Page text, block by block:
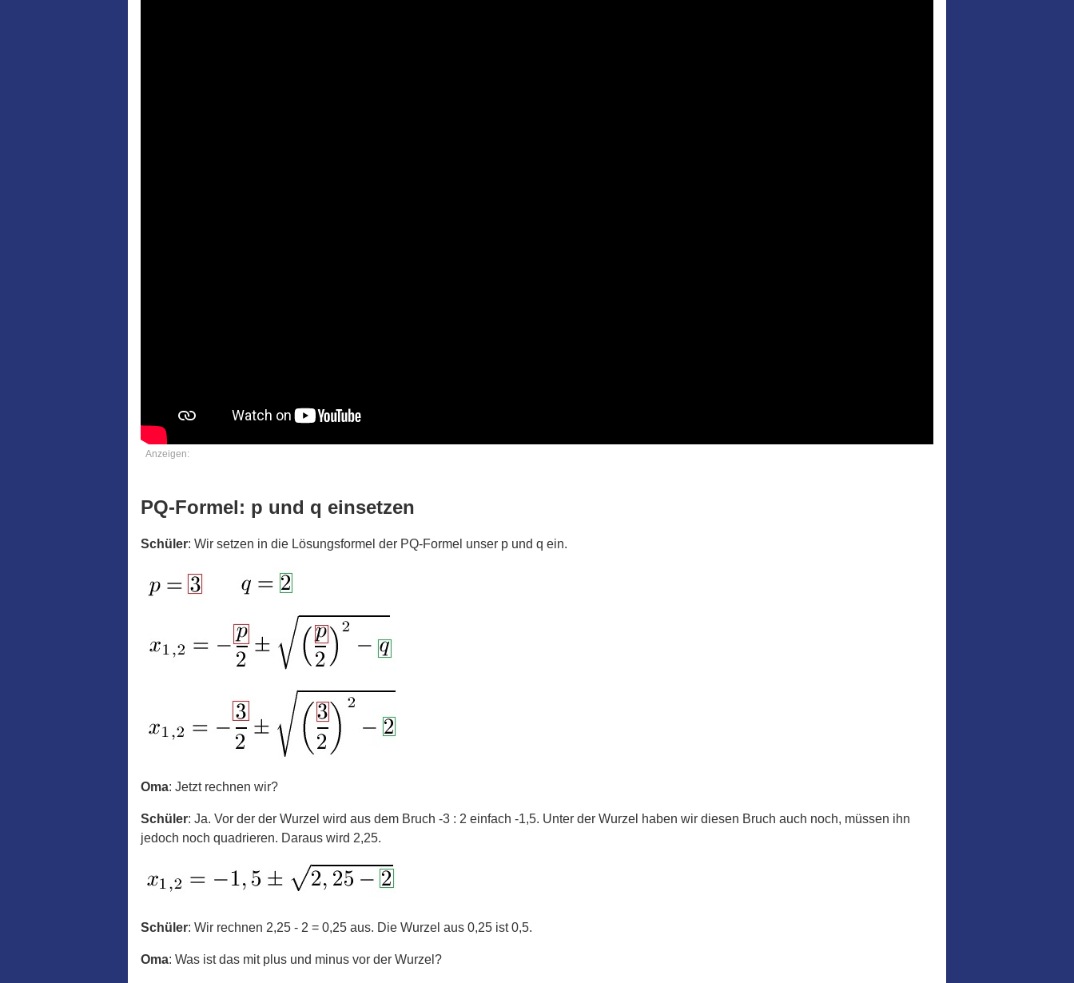
Anzeigen:
PQ-Formel: p und q einsetzen
Schüler: Wir setzen in die Lösungsformel der PQ-Formel unser p und q ein.
Oma: Jetzt rechnen wir?
Schüler: Ja. Vor der der Wurzel wird aus dem Bruch -3 : 2 einfach -1,5. Unter der Wurzel haben wir diesen Bruch auch noch, müssen ihn
jedoch noch quadrieren. Daraus wird 2,25.
Schüler: Wir rechnen 2,25 - 2 = 0,25 aus. Die Wurzel aus 0,25 ist 0,5.
Oma: Was ist das mit plus und minus vor der Wurzel?